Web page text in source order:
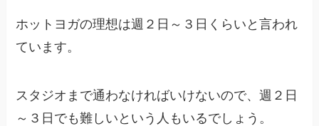
ホットヨガの理想は週２日～３日くらいと言われ
ています。
スタジオまで通わなければいけないので、週２日
～３日でも難しいという人もいるでしょう。